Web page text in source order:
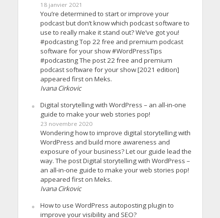
18 janvier 2021
You’re determined to start or improve your
podcast but don’t know which podcast software to
use to really make it stand out? We’ve got you!
#podcasting Top 22 free and premium podcast
software for your show #WordPressTips
#podcasting The post 22 free and premium
podcast software for your show [2021 edition]
appeared first on Meks.
Ivana Cirkovic
Digital storytelling with WordPress – an all-in-one
guide to make your web stories pop!
23 novembre 2020
Wondering how to improve digital storytelling with
WordPress and build more awareness and
exposure of your business? Let our guide lead the
way. The post Digital storytelling with WordPress –
an all-in-one guide to make your web stories pop!
appeared first on Meks.
Ivana Cirkovic
How to use WordPress autoposting plugin to
improve your visibility and SEO?